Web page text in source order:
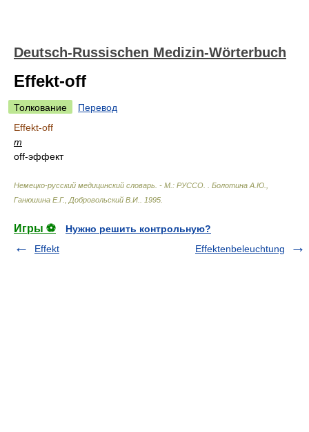
Deutsch-Russischen Medizin-Wörterbuch
Effekt-off
Толкование
Перевод
Effekt-off
m
off-эффект
Немецко-русский медицинский словарь. - М.: РУССО.
Болотина А.Ю.,
Ганюшина Е.Г., Добровольский В.И.
1995
Игры ⚽
Нужно решить контрольную?
Effekt
Effektenbeleuchtung